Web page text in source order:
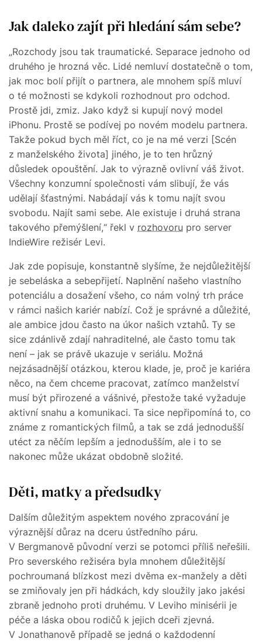
Jak daleko zajít při hledání sám sebe?
„Rozchody jsou tak traumatické. Separace jednoho od
druhého je hrozná věc. Lidé nemluví dostatečně o tom,
jak moc bolí přijít o partnera, ale mnohem spíš mluví
o té možnosti se kdykoli rozhodnout pro odchod.
Prostě jdi, zmiz. Jako když si kupují nový model
iPhonu. Prostě se podívej po novém modelu partnera.
Takže pokud bych měl říct, co je na mé verzi [Scén
z manželského života] jiného, je to ten hrůzný
důsledek opouštění. Jak to výrazně ovlivní váš život.
Všechny konzumní společnosti vám slibují, že vás
udělají šťastnými. Nabádají vás k tomu najít svou
svobodu. Najít sami sebe. Ale existuje i druhá strana
takového přemýšlení,“ řekl v rozhovoru pro server
IndieWire režisér Levi.
Jak zde popisuje, konstantně slyšíme, že nejdůležitější
je sebeláska a sebepřijetí. Naplnění našeho vlastního
potenciálu a dosažení všeho, co nám volný trh práce
v rámci našich kariér nabízí. Což je správné a důležité,
ale ambice jdou často na úkor našich vztahů. Ty se
sice zdánlivě zdají nahraditelné, ale často tomu tak
není – jak se právě ukazuje v seriálu. Možná
nejzásadnější otázkou, kterou klade, je, proč je kariéra
něco, na čem chceme pracovat, zatímco manželství
musí být přirozené a vášnivé, přestože také vyžaduje
aktivní snahu a komunikaci. Ta sice nepřipomíná to, co
známe z romantických filmů, a tak se zdá jednodušší
utéct za něčím lepším a jednodušším, ale i to se
nakonec může ukázat obdobně složité.
Děti, matky a předsudky
Dalším důležitým aspektem nového zpracování je
výraznější důraz na dceru ústředního páru.
V Bergmanově původní verzi se potomci příliš neřešili.
Pro severského režiséra byla mnohem důležitější
pochroumaná blízkost mezi dvěma ex-manžely a děti
se zmiňovaly jen při hádkách, kdy sloužily jako jakési
zbraně jednoho proti druhému. V Leviho minisérii je
péče a láska obou rodičů k jejich dceři zjevná.
V Jonathanově případě se jedná o každodenní